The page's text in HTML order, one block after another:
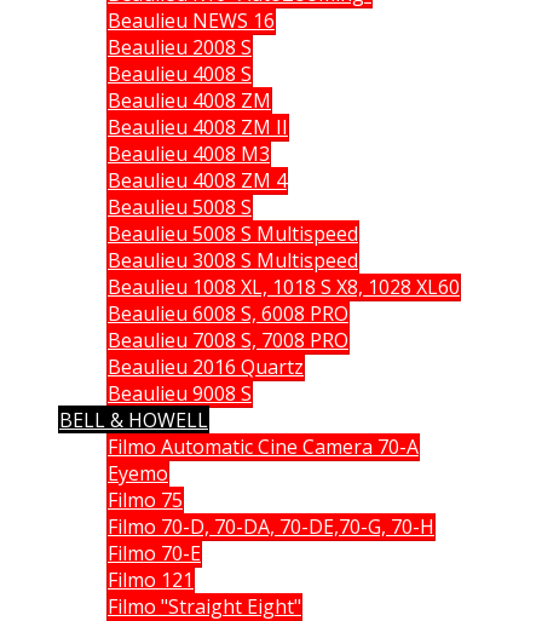
Beaulieu NEWS 16
Beaulieu 2008 S
Beaulieu 4008 S
Beaulieu 4008 ZM
Beaulieu 4008 ZM II
Beaulieu 4008 M3
Beaulieu 4008 ZM 4
Beaulieu 5008 S
Beaulieu 5008 S Multispeed
Beaulieu 3008 S Multispeed
Beaulieu 1008 XL, 1018 S X8, 1028 XL60
Beaulieu 6008 S, 6008 PRO
Beaulieu 7008 S, 7008 PRO
Beaulieu 2016 Quartz
Beaulieu 9008 S
BELL & HOWELL
Filmo Automatic Cine Camera 70-A
Eyemo
Filmo 75
Filmo 70-D, 70-DA, 70-DE,70-G, 70-H
Filmo 70-E
Filmo 121
Filmo "Straight Eight"